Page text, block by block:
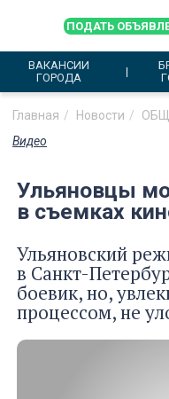
ПОДАТЬ
ВАКАНСИИ
ГОРОДА
Главная Новости
Видео
Ульяновцы
в съемках
Ульяновский
в Санкт-
боевик, но,
процессом, не